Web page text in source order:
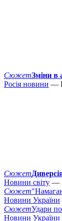
СюжетЗміни в
Росія новини —
Сюжет
Новини світу —
Сюжет
Новини України
СюжетУдари по
Новини України